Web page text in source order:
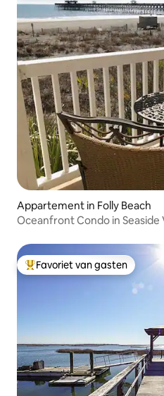
Appartement in Folly Beach
Oceanfront Condo in Seaside
Topfavoriet van gasten
Favoriet van gasten